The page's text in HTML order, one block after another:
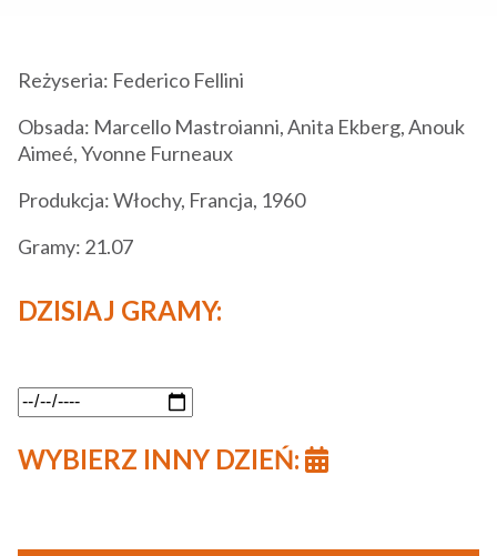
Reżyseria: Federico Fellini
Obsada: Marcello Mastroianni, Anita Ekberg, Anouk
Aimeé, Yvonne Furneaux
Produkcja: Włochy, Francja, 1960
Gramy: 21.07
DZISIAJ GRAMY:
WYBIERZ INNY DZIEŃ: